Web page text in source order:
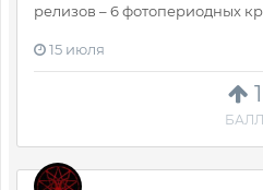
1
БАЛЛ
релизов – 6 фотопериодных
15 июля